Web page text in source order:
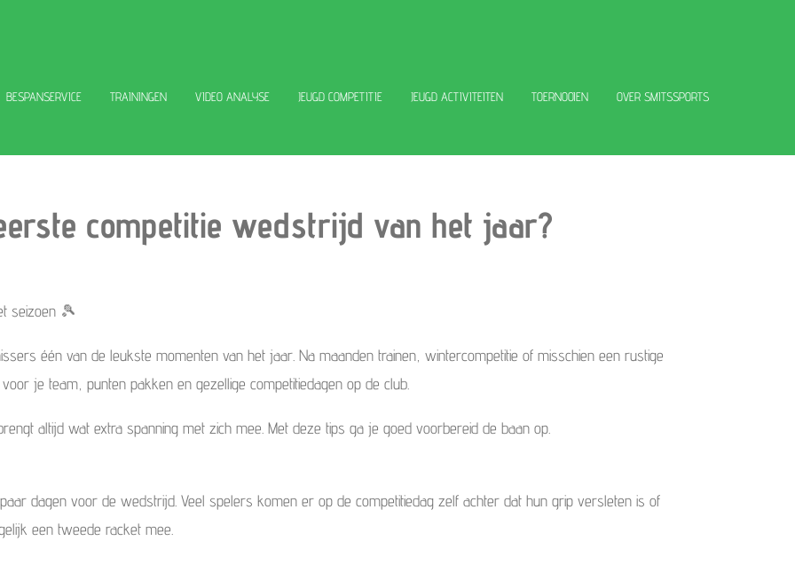
BESPANSERVICE TRAININGEN VIDEO ANALYSE JEUGD COMPETITIE JEUGD ACTIVITEITEN TOERNOOIEN OVER SMITSSPORTS
competitie wedstrijd van het jaar?
seizoen 🎾
één van de leukste momenten van het jaar. Na maanden trainen, wintercompetitie of misschien een rustige
je team, punten pakken en gezellige competitiedagen op de club.
altijd wat extra spanning met zich mee. Met deze tips ga je goed voorbereid de baan op.
dagen voor de wedstrijd. Veel spelers komen er op de competitiedag zelf achter dat hun grip versleten is of
een tweede racket mee.